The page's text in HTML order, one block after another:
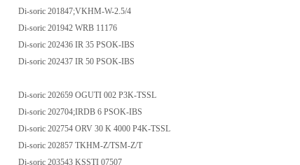
Di-soric 201847;VKHM-W-2.5/4
Di-soric 201942 WRB 11176
Di-soric 202436 IR 35 PSOK-IBS
Di-soric 202437 IR 50 PSOK-IBS
Di-soric 202659 OGUTI 002 P3K-TSSL
Di-soric 202704;IRDB 6 PSOK-IBS
Di-soric 202754 ORV 30 K 4000 P4K-TSSL
Di-soric 202857 TKHM-Z/TSM-Z/T
Di-soric 203543 KSSTI 07507